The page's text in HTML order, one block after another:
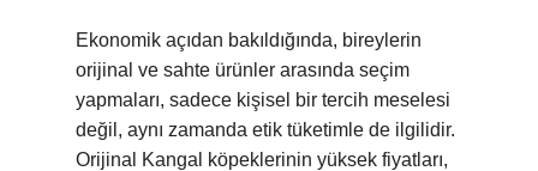
Ekonomik açıdan bakıldığında, bireylerin
orijinal ve sahte ürünler arasında seçim
yapmaları, sadece kişisel bir tercih meselesi
değil, aynı zamanda etik tüketimle de ilgilidir.
Orijinal Kangal köpeklerinin yüksek fiyatları,